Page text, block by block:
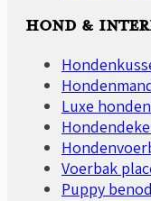
HOND &
Luxe
Voerbak
Puppy